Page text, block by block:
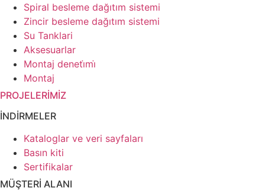
Spiral besleme dağıtım sistemi
Zincir besleme dağıtım sistemi
Su Tanklari
Aksesuarlar
Montaj deneti̇mi̇
Montaj
PROJELERİMİZ
İNDİRMELER
Kataloglar ve veri sayfaları
Basın kiti
Sertifikalar
MÜŞTERİ ALANI